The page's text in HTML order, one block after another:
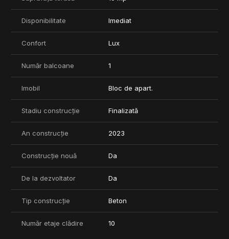
Disponibilitate Imediat
Confort Lux
Număr balcoane 1
Imobil Bloc de apart.
Stadiu construcție Finalizată
An construcție 2023
Construcție nouă Da
De la dezvoltator Da
Tip construcție Beton
Număr etaje clădire 10